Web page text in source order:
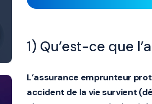
1) Qu’est-ce que
L’assurance emprunteur
accident de la vie survient